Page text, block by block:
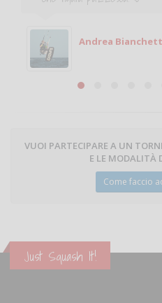
giocare. Se sei in zona e
Michele
Michele Miglionico
VUOI PARTECIPARE A UN
E LE MODALITÀ
Come faccio
Just Squash It!